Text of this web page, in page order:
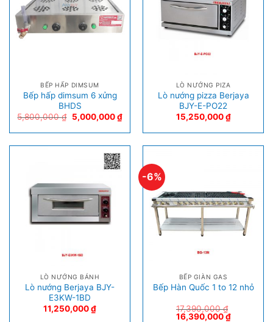
BẾP HẤP DIMSUM
Bếp hấp dimsum 6 xửng
BHDS
5,800,000₫ 5,000,000₫
LÒ NƯỚNG PIZA
Lò nướng pizza Berjaya
BJY-E-PO22
15,250,000₫
LÒ NƯỚNG BÁNH
Lò nướng Berjaya BJY-
E3KW-1BD
11,250,000₫
-6%
BẾP GIÀN GAS
Bếp Hàn Quốc 1 to 12 nhỏ
17,390,000₫
16,390,000₫